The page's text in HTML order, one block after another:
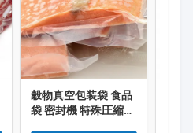
穀物真空包装袋 食品
袋 密封機 特殊圧縮袋